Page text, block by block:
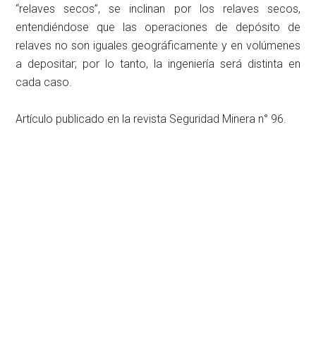
“relaves secos”, se inclinan por los relaves secos,
entendiéndose que las operaciones de depósito de
relaves no son iguales geográficamente y en volúmenes
a depositar; por lo tanto, la ingeniería será distinta en
cada caso.
Artículo publicado en la revista Seguridad Minera n° 96.